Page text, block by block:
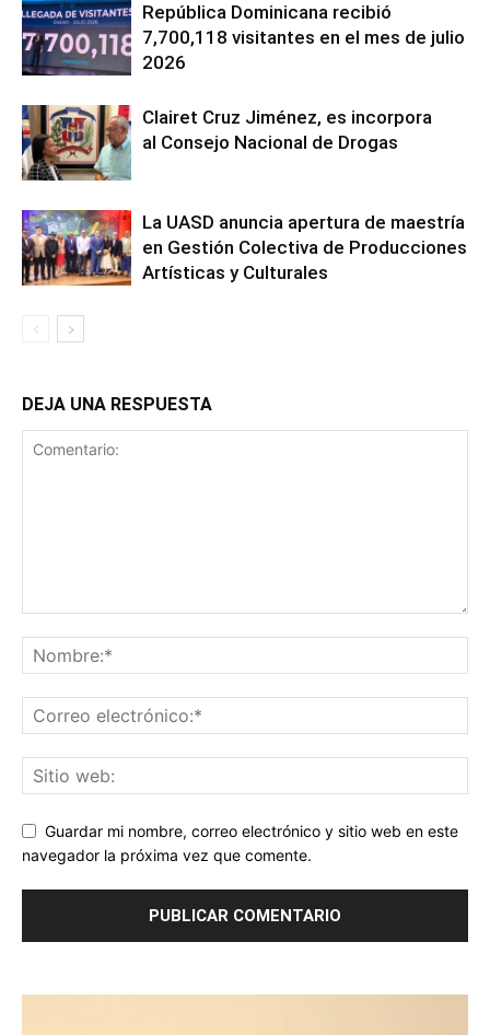
República Dominicana recibió
7,700,118 visitantes en el mes de julio
2026
Clairet Cruz Jiménez, es incorpora
al Consejo Nacional de Drogas
La UASD anuncia apertura de maestría
en Gestión Colectiva de Producciones
Artísticas y Culturales
DEJA UNA RESPUESTA
Guardar mi nombre, correo electrónico y sitio web en este
navegador la próxima vez que comente.